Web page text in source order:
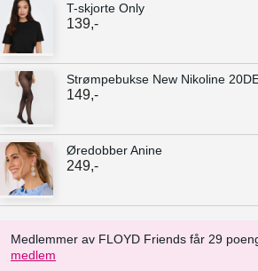
Medlemmer av FLOYD Friends får 29
medlem
T-skjorte Only
139,-
Strømpebukse New Nikoline
149,-
Øredobber Anine
249,-